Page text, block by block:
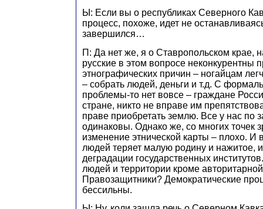
Ы: Если вы о республиках Северного
процесс, похоже, идет не
завершился…
П: Да нет же, я о Ставропольском крае,
русские в этом вопросе неконкурентны
этнографических причин – ногайцам
– собрать людей, деньги и т.д. С
проблемы-то нет вовсе – граждане
стране, никто не вправе им
праве приобретать землю. Все у нас по
одинаковы. Однако же, со многих точек
изменение этнической карты – плохо. И
людей теряет малую родину и нажитое,
деградации государственных
людей и территории кроме
Правозащитники? Демократические
бессильны.